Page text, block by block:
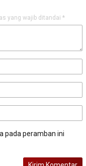
yang wajib ditandai *
pada peramban ini